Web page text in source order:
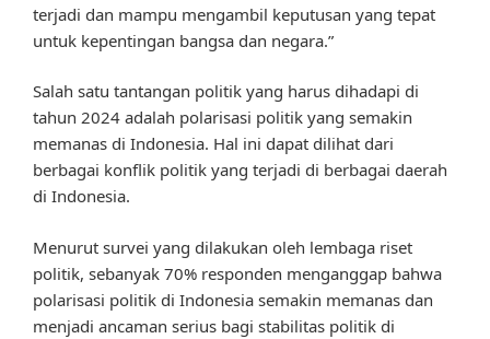
terjadi dan mampu mengambil keputusan yang tepat
untuk kepentingan bangsa dan negara.”
Salah satu tantangan politik yang harus dihadapi di
tahun 2024 adalah polarisasi politik yang semakin
memanas di Indonesia. Hal ini dapat dilihat dari
berbagai konflik politik yang terjadi di berbagai daerah
di Indonesia.
Menurut survei yang dilakukan oleh lembaga riset
politik, sebanyak 70% responden menganggap bahwa
polarisasi politik di Indonesia semakin memanas dan
menjadi ancaman serius bagi stabilitas politik di